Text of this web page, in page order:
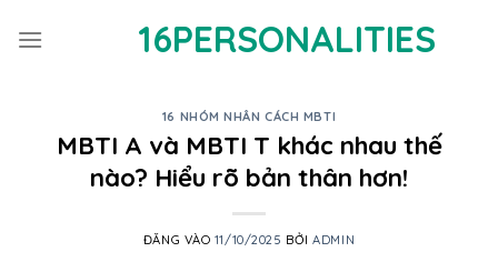
qua
16PERSONALITIES
16 NHÓM NHÂN CÁCH MBTI
MBTI A và MBTI T khác nhau thế
nào? Hiểu rõ bản thân hơn!
ĐĂNG VÀO 11/10/2025 BỞIADMIN